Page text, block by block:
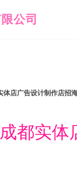
公司
体店广告设计制作店招
成都实体